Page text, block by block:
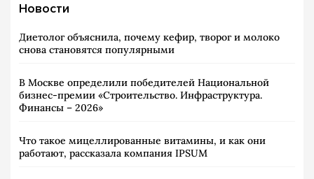
Новости
Диетолог объяснила, почему кефир, творог и молоко
снова становятся популярными
В Москве определили победителей Национальной
бизнес-премии «Строительство. Инфраструктура.
Финансы – 2026»
Что такое мицеллированные витамины, и как они
работают, рассказала компания IPSUM